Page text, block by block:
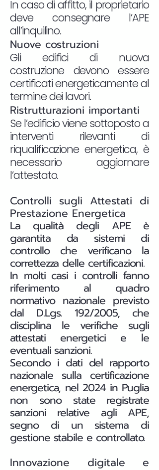
In caso di affitto, il proprietario
deve consegnare l’APE
all’inquilino.
Nuove costruzioni
Gli edifici di nuova
costruzione devono essere
certificati energeticamente al
termine dei lavori.
Ristrutturazioni importanti
Se l’edificio viene sottoposto a
interventi rilevanti di
riqualificazione energetica, è
necessario aggiornare
l’attestato.
Controlli sugli Attestati di
Prestazione Energetica
La qualità degli APE è
garantita da sistemi di
controllo che verificano la
correttezza delle certificazioni.
In molti casi i controlli fanno
riferimento al quadro
normativo nazionale previsto
dal D.Lgs. 192/2005, che
disciplina le verifiche sugli
attestati energetici e le
eventuali sanzioni.
Secondo i dati del rapporto
nazionale sulla certificazione
energetica, nel 2024 in Puglia
non sono state registrate
sanzioni relative agli APE,
segno di un sistema di
gestione stabile e controllato.
Innovazione digitale e